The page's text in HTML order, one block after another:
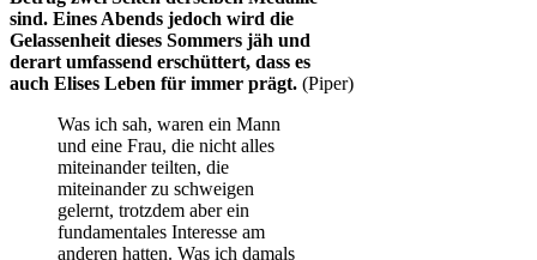
sind. Eines Abends jedoch wird die
Gelassenheit dieses Sommers jäh und
derart umfassend erschüttert, dass es
auch Elises Leben für immer prägt. (Piper)
Was ich sah, waren ein Mann
und eine Frau, die nicht alles
miteinander teilten, die
miteinander zu schweigen
gelernt, trotzdem aber ein
fundamentales Interesse am
anderen hatten. Was ich damals